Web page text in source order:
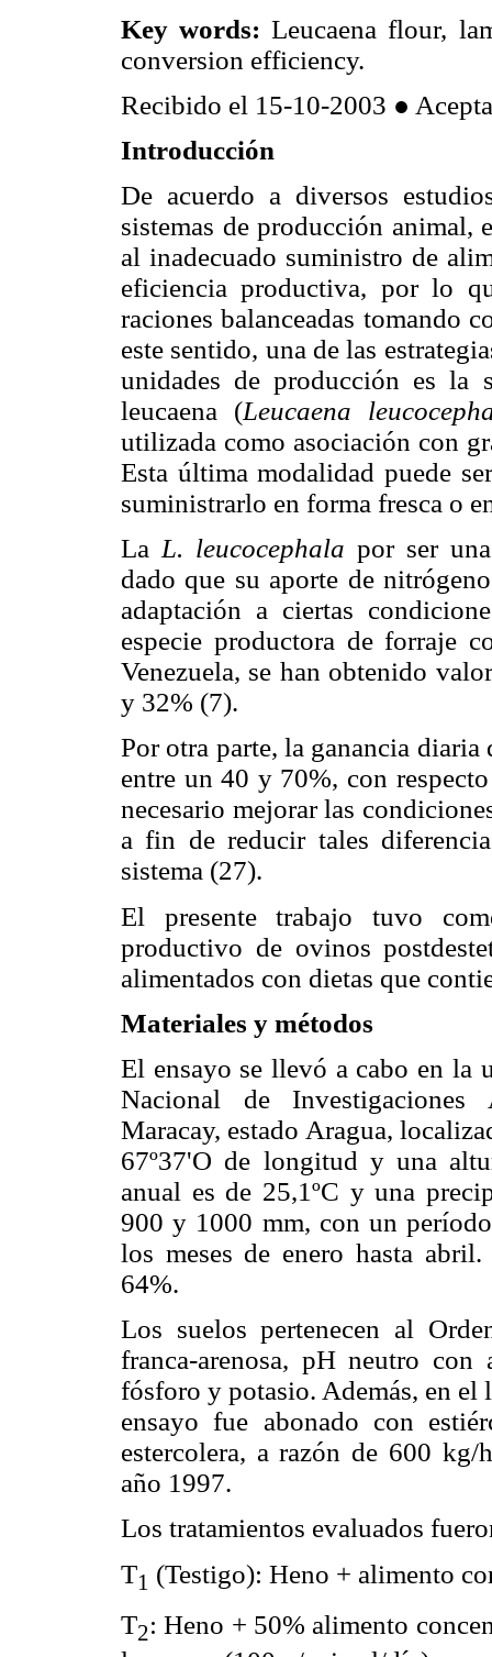
Key words: Leucaena flour,
conversion efficiency.
Recibido el 15-10-2003 ●
Introducción
De acuerdo a diversos
sistemas de producción animal,
al inadecuado suministro de
eficiencia productiva, por lo
raciones balanceadas tomando
este sentido, una de las
unidades de producción es la
leucaena (Leucaena
utilizada como asociación con
Esta última modalidad puede
suministrarlo en forma fresca o
La L. leucocephala por ser
dado que su aporte de
adaptación a ciertas
especie productora de forraje
Venezuela, se han obtenido
y 32% (7).
Por otra parte, la ganancia diaria
entre un 40 y 70%, con
necesario mejorar las
a fin de reducir tales
sistema (27).
El presente trabajo tuvo
productivo de ovinos
alimentados con dietas que
Materiales y métodos
El ensayo se llevó a cabo en la
Nacional de Investigaciones
Maracay, estado Aragua,
67º37'O de longitud y una
anual es de 25,1ºC y una
900 y 1000 mm, con un
los meses de enero hasta
64%.
Los suelos pertenecen al
franca-arenosa, pH neutro
fósforo y potasio. Además, en el
ensayo fue abonado con
estercolera, a razón de 600
año 1997.
Los tratamientos evaluados
T1 (Testigo): Heno + alimento
T2: Heno + 50% alimento